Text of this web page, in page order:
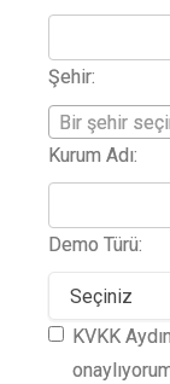
Şehir:
Bir şehir
Kurum Adı:
Demo Türü:
KVKK